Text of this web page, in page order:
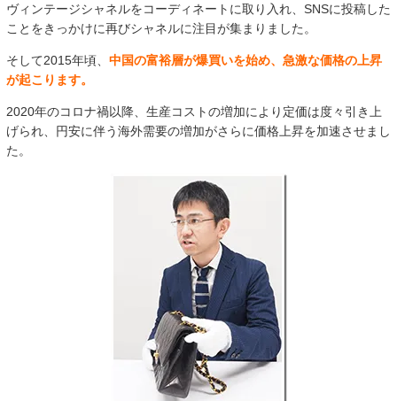
ヴィンテージシャネルをコーディネートに取り入れ、SNSに投稿した
ことをきっかけに再びシャネルに注目が集まりました。
そして2015年頃、 中国の富裕層が爆買いを始め、急激な価格の上昇
が起こります。
2020年のコロナ禍以降、生産コストの増加により定価は度々引き上
げられ、円安に伴う海外需要の増加がさらに価格上昇を加速させまし
た。